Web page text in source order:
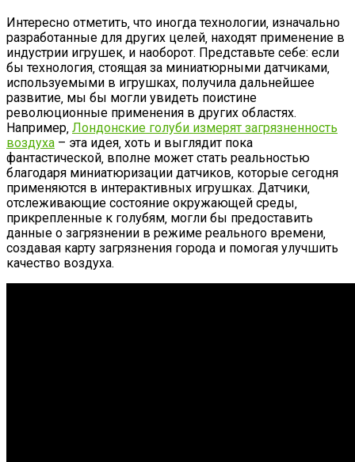
Интересно отметить‚ что иногда технологии‚ изначально
разработанные для других целей‚ находят применение в
индустрии игрушек‚ и наоборот. Представьте себе: если
бы технология‚ стоящая за миниатюрными датчиками‚
используемыми в игрушках‚ получила дальнейшее
развитие‚ мы бы могли увидеть поистине
революционные применения в других областях.
Например‚ Лондонские голуби измерят загрязненность
воздуха – эта идея‚ хоть и выглядит пока
фантастической‚ вполне может стать реальностью
благодаря миниатюризации датчиков‚ которые сегодня
применяются в интерактивных игрушках. Датчики‚
отслеживающие состояние окружающей среды‚
прикрепленные к голубям‚ могли бы предоставить
данные о загрязнении в режиме реального времени‚
создавая карту загрязнения города и помогая улучшить
качество воздуха.